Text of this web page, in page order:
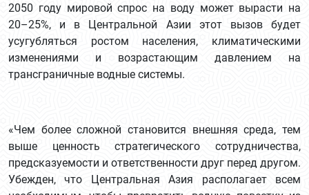
2050 году мировой спрос на воду может вырасти на
20–25%, и в Центральной Азии этот вызов будет
усугубляться ростом населения, климатическими
изменениями и возрастающим давлением на
трансграничные водные системы.
«Чем более сложной становится внешняя среда, тем
выше ценность стратегического сотрудничества,
предсказуемости и ответственности друг перед другом.
Убежден, что Центральная Азия располагает всем